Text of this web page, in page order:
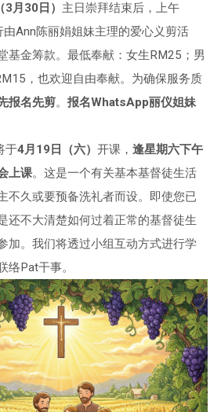
（3月30日） 主日崇拜结束后，上午
Ann陈丽娟姐妹主理的爱心义剪活
基金筹款。最低奉献：女生RM25；男
，也欢迎自由奉献。为确保服务质
报名先剪。 报名WhatsApp丽仪姐妹
于4月19日（六） 开课， 逢星期六下午
上课。这是一个有关基本基督徒生活
不久或要预备洗礼者而设。即使您已
还不大清楚如何过着正常的基督徒生
加。我们将透过小组互动方式进行学
络Pat干事。